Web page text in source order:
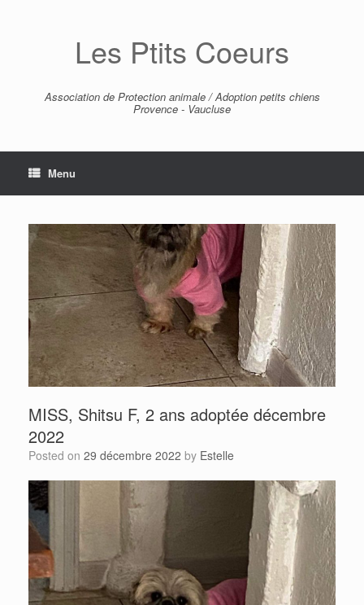
Les Ptits Coeurs
Association de Protection animale / Adoption petits chiens
Provence - Vaucluse
Menu
MISS, Shitsu F, 2 ans adoptée décembre
2022
Posted on 29 décembre 2022 by Estelle